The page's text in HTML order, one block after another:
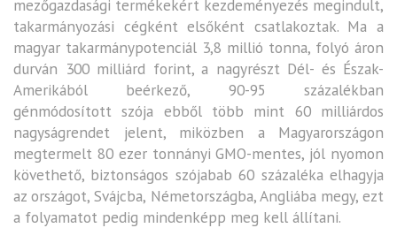
mezőgazdasági termékekért kezdeményezés megindult,
takarmányozási cégként elsőként csatlakoztak. Ma a
magyar takarmánypotenciál 3,8 millió tonna, folyó áron
durván 300 milliárd forint, a nagyrészt Dél- és Észak-
Amerikából beérkező, 90-95 százalékban
génmódosított szója ebből több mint 60 milliárdos
nagyságrendet jelent, miközben a Magyarországon
megtermelt 80 ezer tonnányi GMO-mentes, jól nyomon
követhető, biztonságos szójabab 60 százaléka elhagyja
az országot, Svájcba, Németországba, Angliába megy, ezt
a folyamatot pedig mindenképp meg kell állítani.